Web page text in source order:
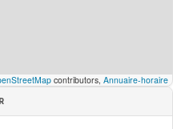
contributors, Annuaire-horaire